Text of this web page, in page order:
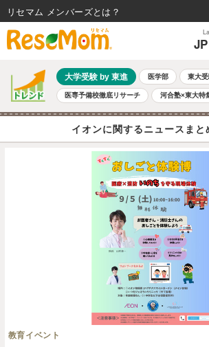
JP
大学受験 by 東進 医学部 東大
医専予備校徹底リサーチ 河合塾×東大特
親子で考える大学選び 高校受験 中学受験 小
夏休み 8月開催学校説明会・相談会
自由研究教材（小学生向け） 自由研究教材（中学生向け
イオンに関するニュースまと
教育イベント
リセマム メンバーズ